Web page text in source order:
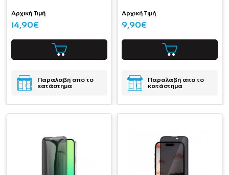
Αρχική Τιμή
14,90€
Παραλαβή απο το
κατάστημα
Αρχική Τιμή
9,90€
Παραλαβή απο το
κατάστημα